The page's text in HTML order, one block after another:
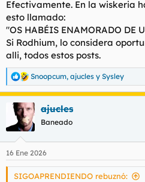
Efectivamente. En la wiskeria
esto llamado:
"OS HABÉIS ENAMORADO DE
Si Rodhium, lo considera
alli, todos estos posts.
R
e
a
c
i
e
s
Snoopcum, ajucles y Sysley
ajucles
Baneado
16 Ene 2026
SIGOAPRENDIENDO rebuznó: